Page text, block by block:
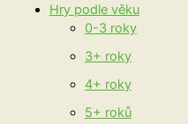
Hry podle věku
0-3 roky
3+ roky
4+ roky
5+ roků